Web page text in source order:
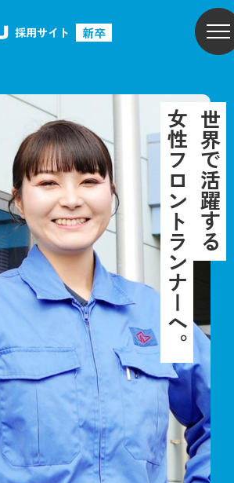
採用サイト 新卒
世界で活躍する
女性フロントランナーへ。